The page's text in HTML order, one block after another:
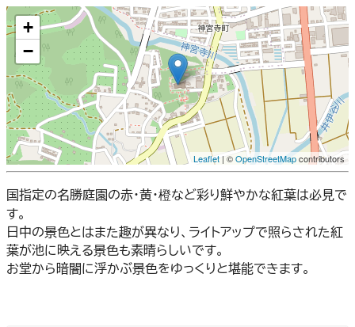
+
−
Leaflet | ©OpenStreetMapcontributors
国指定の名勝庭園の赤・黄・橙など彩り鮮やかな紅葉は必見で
す。
日中の景色とはまた趣が異なり、ライトアップで照らされた紅
葉が池に映える景色も素晴らしいです。
お堂から暗闇に浮かぶ景色をゆっくりと堪能できます。